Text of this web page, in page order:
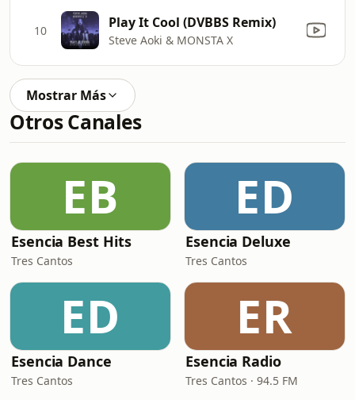
10 Play It Cool (DVBBS Remix)
Steve Aoki & MONSTA X
Mostrar Más
Otros Canales
EB
Esencia Best Hits
Tres Cantos
ED
Esencia Deluxe
Tres Cantos
ED
Esencia Dance
Tres Cantos
ER
Esencia Radio
Tres Cantos · 94.5 FM